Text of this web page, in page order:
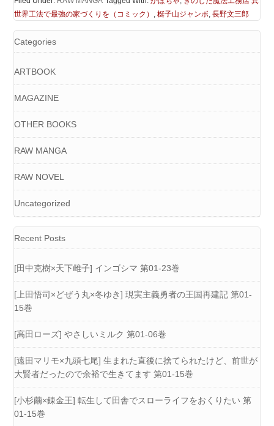
世界工法で最強の家づくりを（コミック）
,梃子山ジャンボ ,長野文三郎
Categories
ARTBOOK
MAGAZINE
OTHER BOOKS
RAW MANGA
RAW NOVEL
Uncategorized
Recent Posts
[田中克樹×天下雌子] インゴシマ 第01-23巻
[上田悟司×どぜう丸×冬ゆき] 現実主義勇者の王国再建記 第01-
15巻
[高田ローズ] やさしいミルク 第01-06巻
[遠田マリモ×九頭七尾] 生まれた直後に捨てられたけど、前世が
大賢者だったので余裕で生きてます 第01-15巻
[小杉繭×錬金王] 転生して田舎でスローライフをおくりたい 第
01-15巻